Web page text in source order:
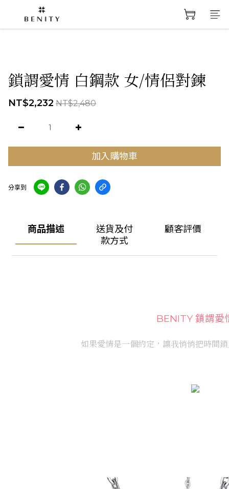
鎖謂愛情 白鋼款 女/情侶對鍊
NT$2,232 NT$2,480
加入購物車
分享到
商品描述
送貨及付
款方式
顧客評價
BENITY 鎖謂愛
如果愛情是一個約定， 讓我悄悄把時間